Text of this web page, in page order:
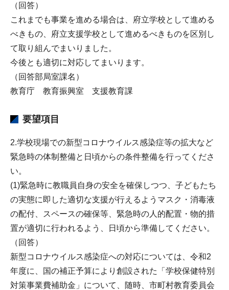
（回答）
これまでも事業を進める場合は、府立学校として進める
べきもの、府立支援学校として進めるべきものを区別し
て取り組んでまいりました。
今後とも適切に対応してまいります。
（回答部局室課名）
教育庁 教育振興室 支援教育課
要望項目
2.学校現場での新型コロナウイルス感染症等の拡大など
緊急時の体制整備と日頃からの条件整備を行ってくださ
い。
(1)緊急時に教職員自身の安全を確保しつつ、子どもたち
の実態に即した適切な支援が行えるようマスク・消毒液
の配付、スペースの確保等、緊急時の人的配置・物的措
置が適切に行われるよう、日頃から準備してください。
（回答）
新型コロナウイルス感染症への対応については、令和2
年度に、国の補正予算により創設された「学校保健特別
対策事業費補助金」について、随時、市町村教育委員会